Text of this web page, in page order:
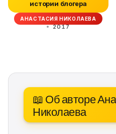
истории блогера
АНАСТАСИЯ НИКОЛАЕВА
2017
📖 Об авторе
Николаева